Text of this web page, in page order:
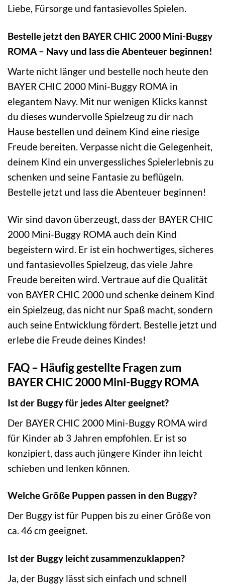
Liebe, Fürsorge und fantasievolles Spielen.
Bestelle jetzt den BAYER CHIC 2000 Mini-Buggy
ROMA – Navy und lass die Abenteuer beginnen!
Warte nicht länger und bestelle noch heute den
BAYER CHIC 2000 Mini-Buggy ROMA in
elegantem Navy. Mit nur wenigen Klicks kannst
du dieses wundervolle Spielzeug zu dir nach
Hause bestellen und deinem Kind eine riesige
Freude bereiten. Verpasse nicht die Gelegenheit,
deinem Kind ein unvergessliches Spielerlebnis zu
schenken und seine Fantasie zu beflügeln.
Bestelle jetzt und lass die Abenteuer beginnen!
Wir sind davon überzeugt, dass der BAYER CHIC
2000 Mini-Buggy ROMA auch dein Kind
begeistern wird. Er ist ein hochwertiges, sicheres
und fantasievolles Spielzeug, das viele Jahre
Freude bereiten wird. Vertraue auf die Qualität
von BAYER CHIC 2000 und schenke deinem Kind
ein Spielzeug, das nicht nur Spaß macht, sondern
auch seine Entwicklung fördert. Bestelle jetzt und
erlebe die Freude deines Kindes!
FAQ – Häufig gestellte Fragen zum
BAYER CHIC 2000 Mini-Buggy ROMA
Ist der Buggy für jedes Alter geeignet?
Der BAYER CHIC 2000 Mini-Buggy ROMA wird
für Kinder ab 3 Jahren empfohlen. Er ist so
konzipiert, dass auch jüngere Kinder ihn leicht
schieben und lenken können.
Welche Größe Puppen passen in den Buggy?
Der Buggy ist für Puppen bis zu einer Größe von
ca. 46 cm geeignet.
Ist der Buggy leicht zusammenzuklappen?
Ja, der Buggy lässt sich einfach und schnell